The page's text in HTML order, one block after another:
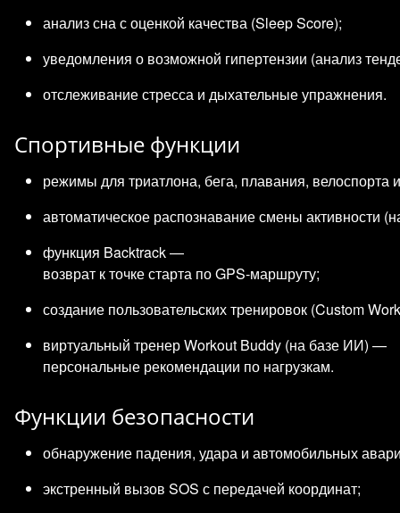
анализ сна с оценкой качества (Sleep Score);
уведомления о возможной гипертензии (анализ
отслеживание стресса и дыхательные упражнения.
Спортивные функции
режимы для триатлона, бега, плавания, велоспорта
автоматическое распознавание смены активности
функция Backtrack —
возврат к точке старта по GPS‑маршруту;
создание пользовательских тренировок (Custom
виртуальный тренер Workout Buddy (на базе ИИ) —
персональные рекомендации по нагрузкам.
Функции безопасности
обнаружение падения, удара и автомобильных
экстренный вызов SOS с передачей координат;